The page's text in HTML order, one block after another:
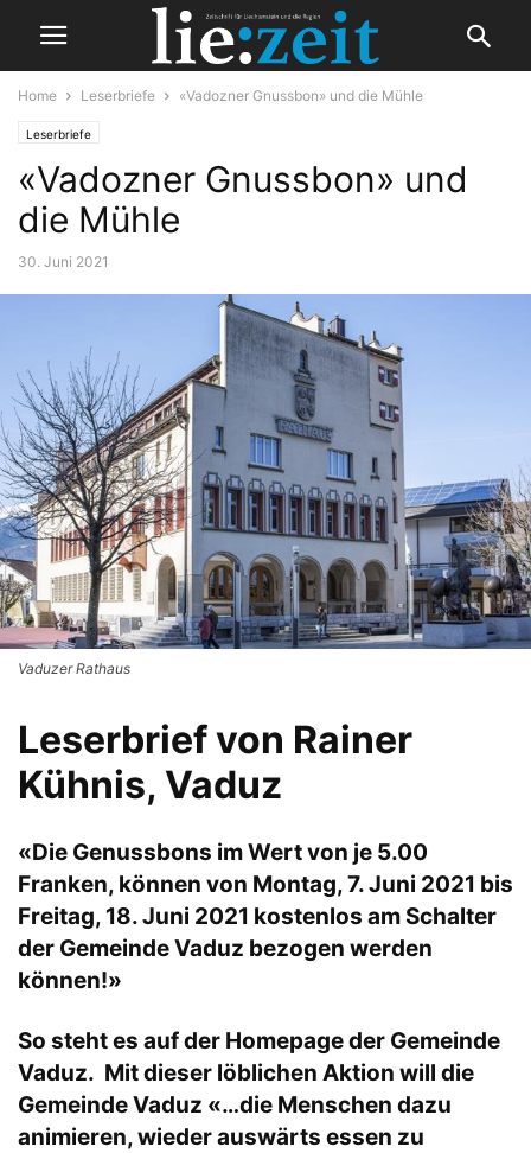
Home Leserbriefe «Vadozner Gnussbon» und die Mühle
Leserbriefe
«Vadozner Gnussbon» und
die Mühle
30. Juni 2021
Vaduzer Rathaus
Leserbrief von Rainer
Kühnis, Vaduz
«Die Genussbons im Wert von je 5.00
Franken, können von Montag, 7. Juni 2021 bis
Freitag, 18. Juni 2021 kostenlos am Schalter
der Gemeinde Vaduz bezogen werden
können!»
So steht es auf der Homepage der Gemeinde
Vaduz. Mit dieser löblichen Aktion will die
Gemeinde Vaduz «…die Menschen dazu
animieren, wieder auswärts essen zu